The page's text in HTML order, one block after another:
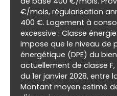
€/mois, régularisation
400 €. Logement à
excessive : Classe
impose que le niveau de
énergétique (DPE) du
actuellement de classe
du 1er janvier 2028, entre
Montant moyen estimé